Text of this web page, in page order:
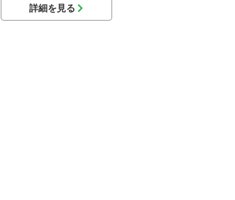
詳細を見る